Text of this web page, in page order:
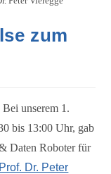
zum
unserem 1.
bis 13:00 Uhr, gab
Daten Roboter für
Dr. Peter